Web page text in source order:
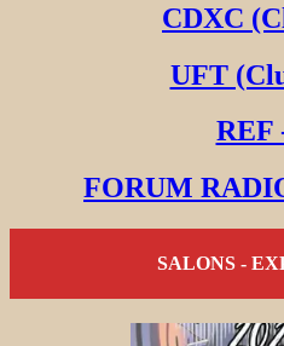
CDXC
UFT
REF
FORUM
SALONS -